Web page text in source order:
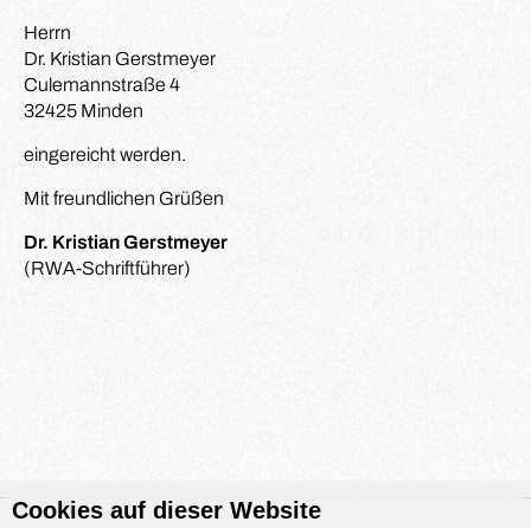
Herrn
Dr. Kristian Gerstmeyer
Culemannstraße 4
32425 Minden
eingereicht werden.
Mit freundlichen Grüßen
Dr. Kristian Gerstmeyer
(RWA-Schriftführer)
Cookies auf dieser Website